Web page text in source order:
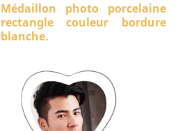
Médaillon photo porcelaine
rectangle couleur bordure
blanche.